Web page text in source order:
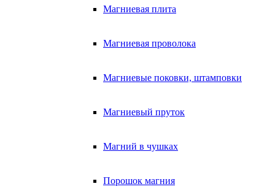
Магниевая плита
Магниевая проволока
Магниевые поковки, штамповки
Магниевый пруток
Магний в чушках
Порошок магния